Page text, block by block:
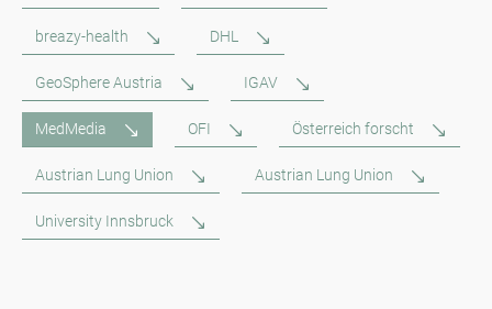
breazy-health DHL
GeoSphere Austria IGAV
MedMedia OFI Österreich forscht
Austrian Lung Union Austrian Lung Union
University Innsbruck